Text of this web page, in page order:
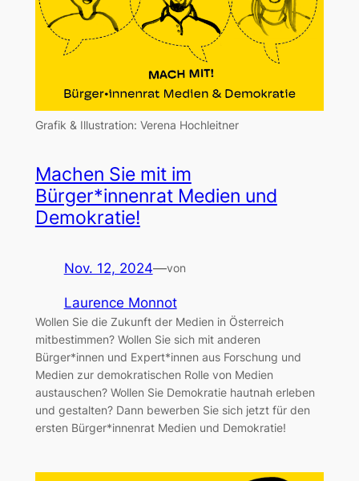
Grafik & Illustration: Verena Hochleitner
Machen Sie mit im
Bürger*innenrat Medien und
Demokratie!
Nov. 12, 2024—von
Laurence Monnot
Wollen Sie die Zukunft der Medien in Österreich
mitbestimmen? Wollen Sie sich mit anderen
Bürger*innen und Expert*innen aus Forschung und
Medien zur demokratischen Rolle von Medien
austauschen? Wollen Sie Demokratie hautnah erleben
und gestalten? Dann bewerben Sie sich jetzt für den
ersten Bürger*innenrat Medien und Demokratie!